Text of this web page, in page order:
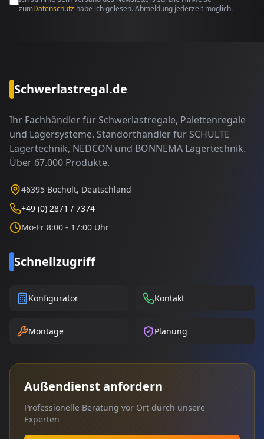
zumDatenschutz habe ich gelesen. Abmeldung jederzeit möglich.
Schwerlastregal.de
Ihr Fachhändler für Schwerlastregale, Palettenregale
und Lagersysteme. Standorthändler für SCHULTE
Lagertechnik, NEDCON und BONNEMA Lagertechnik.
Über 67.000 Produkte.
46395 Bocholt, Deutschland
+49 (0) 2871 / 7374
Mo-Fr 8:00 - 17:00 Uhr
Schnellzugriff
Konfigurator Kontakt
Montage Planung
Außendienst anfordern
Professionelle Beratung vor Ort durch unsere
Experten